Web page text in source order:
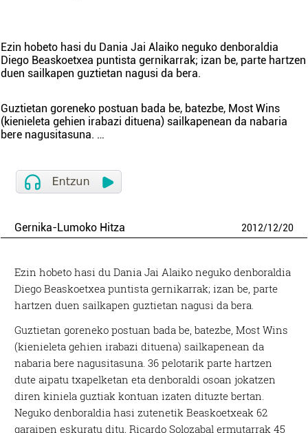
Ezin hobeto hasi du Dania Jai Alaiko neguko denboraldia
Diego Beaskoetxea puntista gernikarrak; izan be, parte hartzen
duen sailkapen guztietan nagusi da bera.
Guztietan goreneko postuan bada be, batezbe, Most Wins
(kienieleta gehien irabazi dituena) sailkapenean da nabaria
bere nagusitasuna. …
Gernika-Lumoko Hitza 2012/12/20
Ezin hobeto hasi du Dania Jai Alaiko neguko denboraldia
Diego Beaskoetxea puntista gernikarrak; izan be, parte
hartzen duen sailkapen guztietan nagusi da bera.
Guztietan goreneko postuan bada be, batezbe, Most Wins
(kienieleta gehien irabazi dituena) sailkapenean da
nabaria bere nagusitasuna. 36 pelotarik parte hartzen
dute aipatu txapelketan eta denboraldi osoan jokatzen
diren kiniela guztiak kontuan izaten dituzte bertan.
Neguko denboraldia hasi zutenetik Beaskoetxeak 62
garaipen eskuratu ditu, Ricardo Solozabal ermutarrak 45